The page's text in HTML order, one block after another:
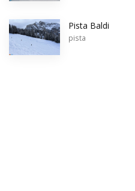
Pista Baldi
pista